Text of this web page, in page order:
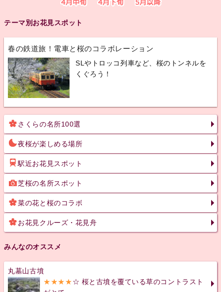
テーマ別お花見スポット
春の鉄道旅！電車と桜のコラボレーション
SLやトロッコ列車など、桜のトンネルを
くぐろう！
さくらの名所100選
夜桜が楽しめる場所
駅近お花見スポット
芝桜の名所スポット
菜の花と桜のコラボ
お花見クルーズ・花見舟
みんなのオススメ
丸墓山古墳
★★★★☆ 桜と古墳を覆ている草のコントラスト